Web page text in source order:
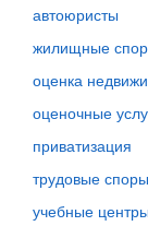
автоюристы
жилищные
оценка
оценочные
приватизация
трудовые споры
учебные центры